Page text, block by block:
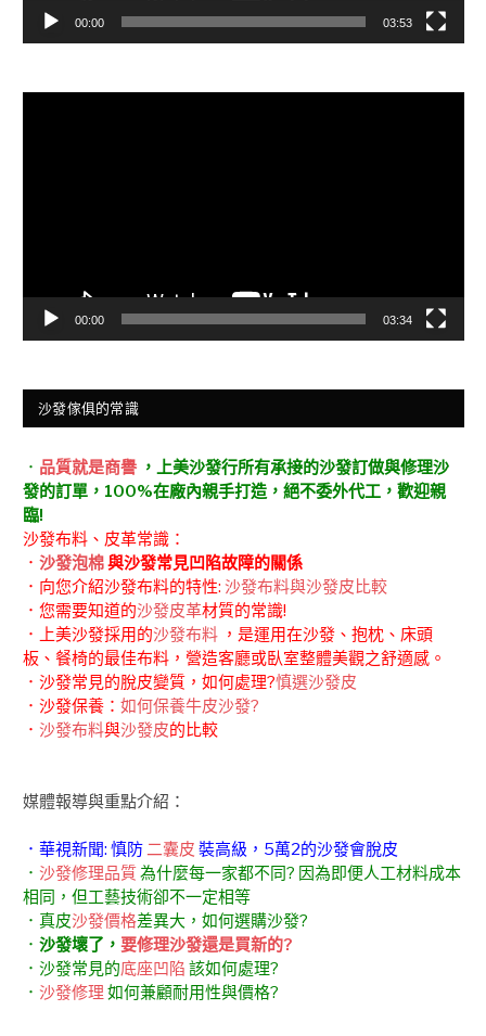
00:00 03:53
00:00 03:34
沙發傢俱的常識
． 品質就是商譽 ，上美沙發行所有承接的沙發訂做與修理沙
發的訂單，100%在廠內親手打造，絕不委外代工，歡迎親
臨!
沙發布料、皮革常識：
． 沙發泡棉與沙發常見凹陷故障的關係
．向您介紹沙發布料的特性: 沙發布料與沙發皮比較
．您需要知道的沙發皮革材質的常識!
．上美沙發採用的沙發布料 ，是運用在沙發、抱枕、床頭
板、餐椅的最佳布料，營造客廳或臥室整體美觀之舒適感。
．沙發常見的脫皮變質，如何處理?慎選沙發皮
．沙發保養： 如何保養牛皮沙發?
． 沙發布料與沙發皮的比較
媒體報導與重點介紹：
．華視新聞: 慎防二囊皮 裝高級，5萬2的沙發會脫皮
． 沙發修理品質為什麼每一家都不同? 因為即便人工材料成本
相同，但工藝技術卻不一定相等
．真皮沙發價格差異大，如何選購沙發?
． 沙發壞了， 要修理沙發還是買新的?
．沙發常見的底座凹陷 該如何處理?
． 沙發修理 如何兼顧耐用性與價格?